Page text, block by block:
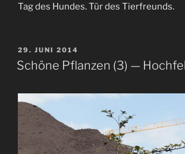
Tag des Hundes. Tür des Tierfreunds.
VERÖFFENTLICHT
AM
29. JUNI 2014
Schöne Pflanzen (3) —